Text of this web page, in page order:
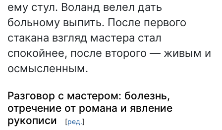
ему стул. Воланд велел дать
больному выпить. После первого
стакана взгляд мастера стал
спокойнее, после второго — живым и
осмысленным.
Разговор с мастером: болезнь,
отречение от романа и явление
рукописи
[ред.]